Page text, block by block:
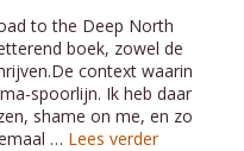
to the Deep North
boek, zowel de
context waarin
spoorlijn. Ik heb daar
shame on me, en zo
… Lees verder